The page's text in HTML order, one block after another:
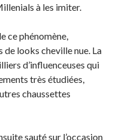
à les imiter.
ce phénomène,
de looks cheville nue. La
d’influenceuses qui
très étudiées,
chaussettes
sauté sur l’occasion